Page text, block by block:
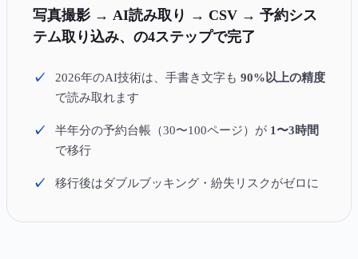
写真撮影 → AI読み取り → CSV → 予約シス
テム取り込み、の4ステップで完了
2026年のAI技術は、手書き文字も 90%以上の精度
で読み取れます
半年分の予約台帳（30〜100ページ）が 1〜3時間
で移行
移行後はダブルブッキング・紛失リスクがゼロに